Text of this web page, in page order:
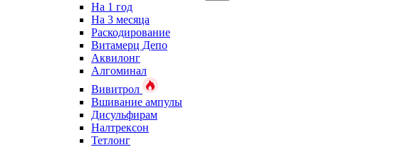
На 1 год
На 3 месяца
Раскодирование
Витамерц Депо
Аквилонг
Алгоминал
Вивитрол
Вшивание ампулы
Дисульфирам
Налтрексон
Тетлонг